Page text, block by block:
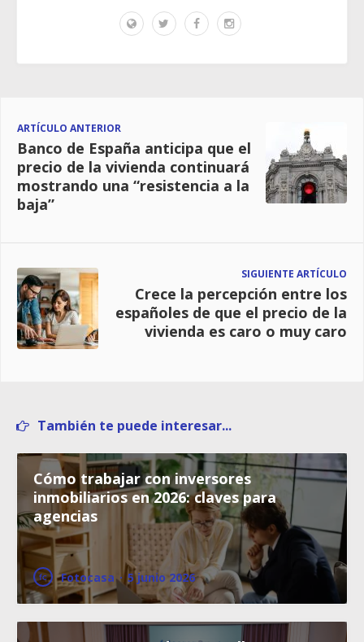
ARTÍCULO ANTERIOR
Banco de España anticipa que el
precio de la vivienda continuará
mostrando una “resistencia a la
baja”
SIGUIENTE ARTÍCULO
Crece la percepción entre los
españoles de que el precio de la
vivienda es caro o muy caro
También te puede interesar...
Cómo trabajar con inversores
inmobiliarios en 2026: claves para
agencias
Fotocasa · 5 junio 2026